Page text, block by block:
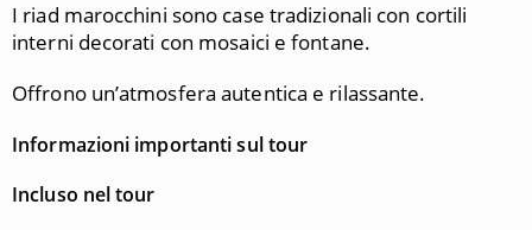
I riad marocchini sono case tradizionali con cortili
interni decorati con mosaici e fontane.
Offrono un’atmosfera autentica e rilassante.
Informazioni importanti sul tour
Incluso nel tour